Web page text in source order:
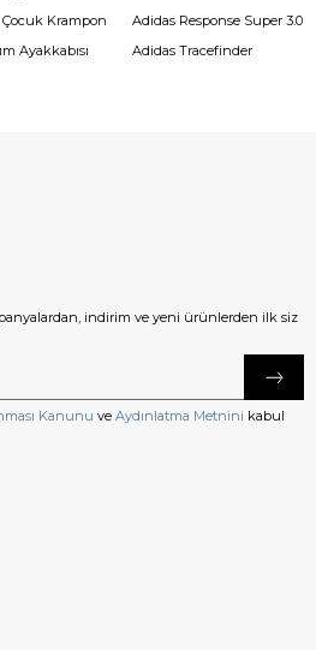
Çocuk Krampon
Ayakkabısı
Adidas Response Super 3.0
Adidas Tracefinder
indirim ve yeni ürünlerden ilk siz
Kanunu ve Aydınlatma Metnini kabul